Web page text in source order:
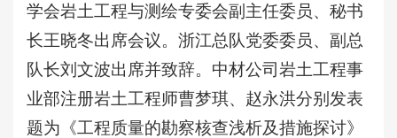
学会岩土工程与测绘专委会副主任委员、秘书
长王晓冬出席会议。浙江总队党委委员、副总
队长刘文波出席并致辞。中材公司岩土工程事
业部注册岩土工程师曹梦琪、赵永洪分别发表
题为《工程质量的勘察核查浅析及措施探讨》